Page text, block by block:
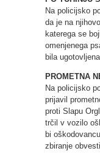
Na policijsko
da je na
katerega se
omenjenega
bila
PROMETNA
Na policijsko
prijavil
proti Slapu
trčil v vozilo
bi
zbiranje